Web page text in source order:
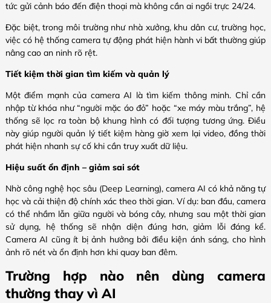
tức gửi cảnh báo đến điện thoại mà không cần ai ngồi trực 24/24.
Đặc biệt, trong môi trường như nhà xưởng, khu dân cư, trường học,
việc có hệ thống camera tự động phát hiện hành vi bất thường giúp
nâng cao an ninh rõ rệt.
Tiết kiệm thời gian tìm kiếm và quản lý
Một điểm mạnh của camera AI là tìm kiếm thông minh. Chỉ cần
nhập từ khóa như “người mặc áo đỏ” hoặc “xe máy màu trắng”, hệ
thống sẽ lọc ra toàn bộ khung hình có đối tượng tương ứng. Điều
này giúp người quản lý tiết kiệm hàng giờ xem lại video, đồng thời
phát hiện nhanh sự cố khi cần truy xuất dữ liệu.
Hiệu suất ổn định – giảm sai sót
Nhờ công nghệ học sâu (Deep Learning), camera AI có khả năng tự
học và cải thiện độ chính xác theo thời gian. Ví dụ: ban đầu, camera
có thể nhầm lẫn giữa người và bóng cây, nhưng sau một thời gian
sử dụng, hệ thống sẽ nhận diện đúng hơn, giảm lỗi đáng kể.
Camera AI cũng ít bị ảnh hưởng bởi điều kiện ánh sáng, cho hình
ảnh rõ nét và ổn định hơn khi quay ban đêm.
Trường hợp nào nên dùng camera
thường thay vì AI